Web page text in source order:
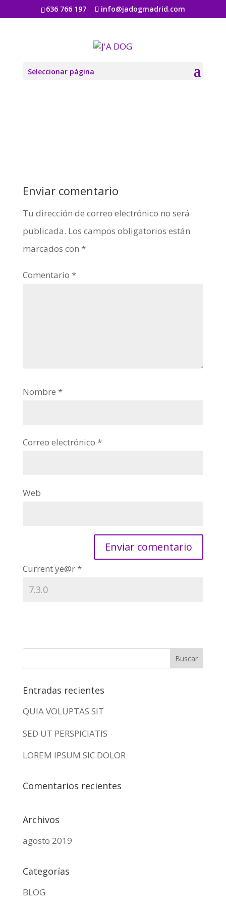
636 766 197 info@jadogmadrid.com
Seleccionar página
produce-04
Enviar comentario
Tu dirección de correo electrónico no será
publicada. Los campos obligatorios están
marcados con *
Comentario *
Nombre *
Correo electrónico *
Web
Current ye@r *
Entradas recientes
QUIA VOLUPTAS SIT
SED UT PERSPICIATIS
LOREM IPSUM SIC DOLOR
Comentarios recientes
Archivos
agosto 2019
Categorías
BLOG